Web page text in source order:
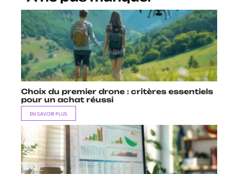
Choix du premier drone : critères essentiels
pour un achat réussi
EN SAVOIR PLUS